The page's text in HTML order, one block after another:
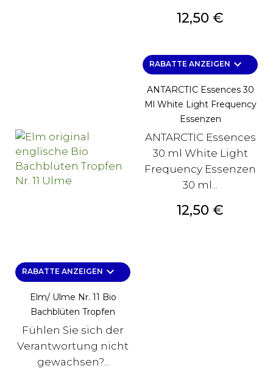
Preis
12,50 €
RABATTE ANZEIGEN keyboard_arrow_down
Elm/ Ulme Nr. 11 Bio
Bachblüten Tropfen
Fühlen Sie sich der
Verantwortung nicht
gewachsen?...
RABATTE ANZEIGEN keyboard_arrow_down
ANTARCTIC Essences 30
Ml White Light Frequency
Essenzen
ANTARCTIC Essences
30 ml White Light
Frequency Essenzen
30 ml...
Preis
12,50 €